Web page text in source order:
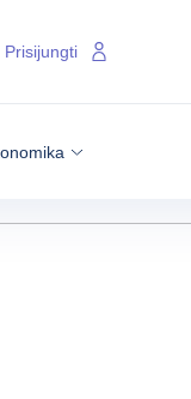
Prisijungti